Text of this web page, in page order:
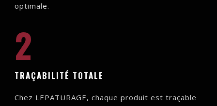
optimale.
2
TRAÇABILITÉ TOTALE
Chez LEPATURAGE, chaque produit est traçable